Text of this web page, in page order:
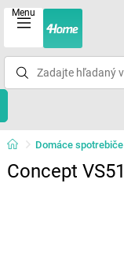
Menu
Domáce spotrebiče
Concept